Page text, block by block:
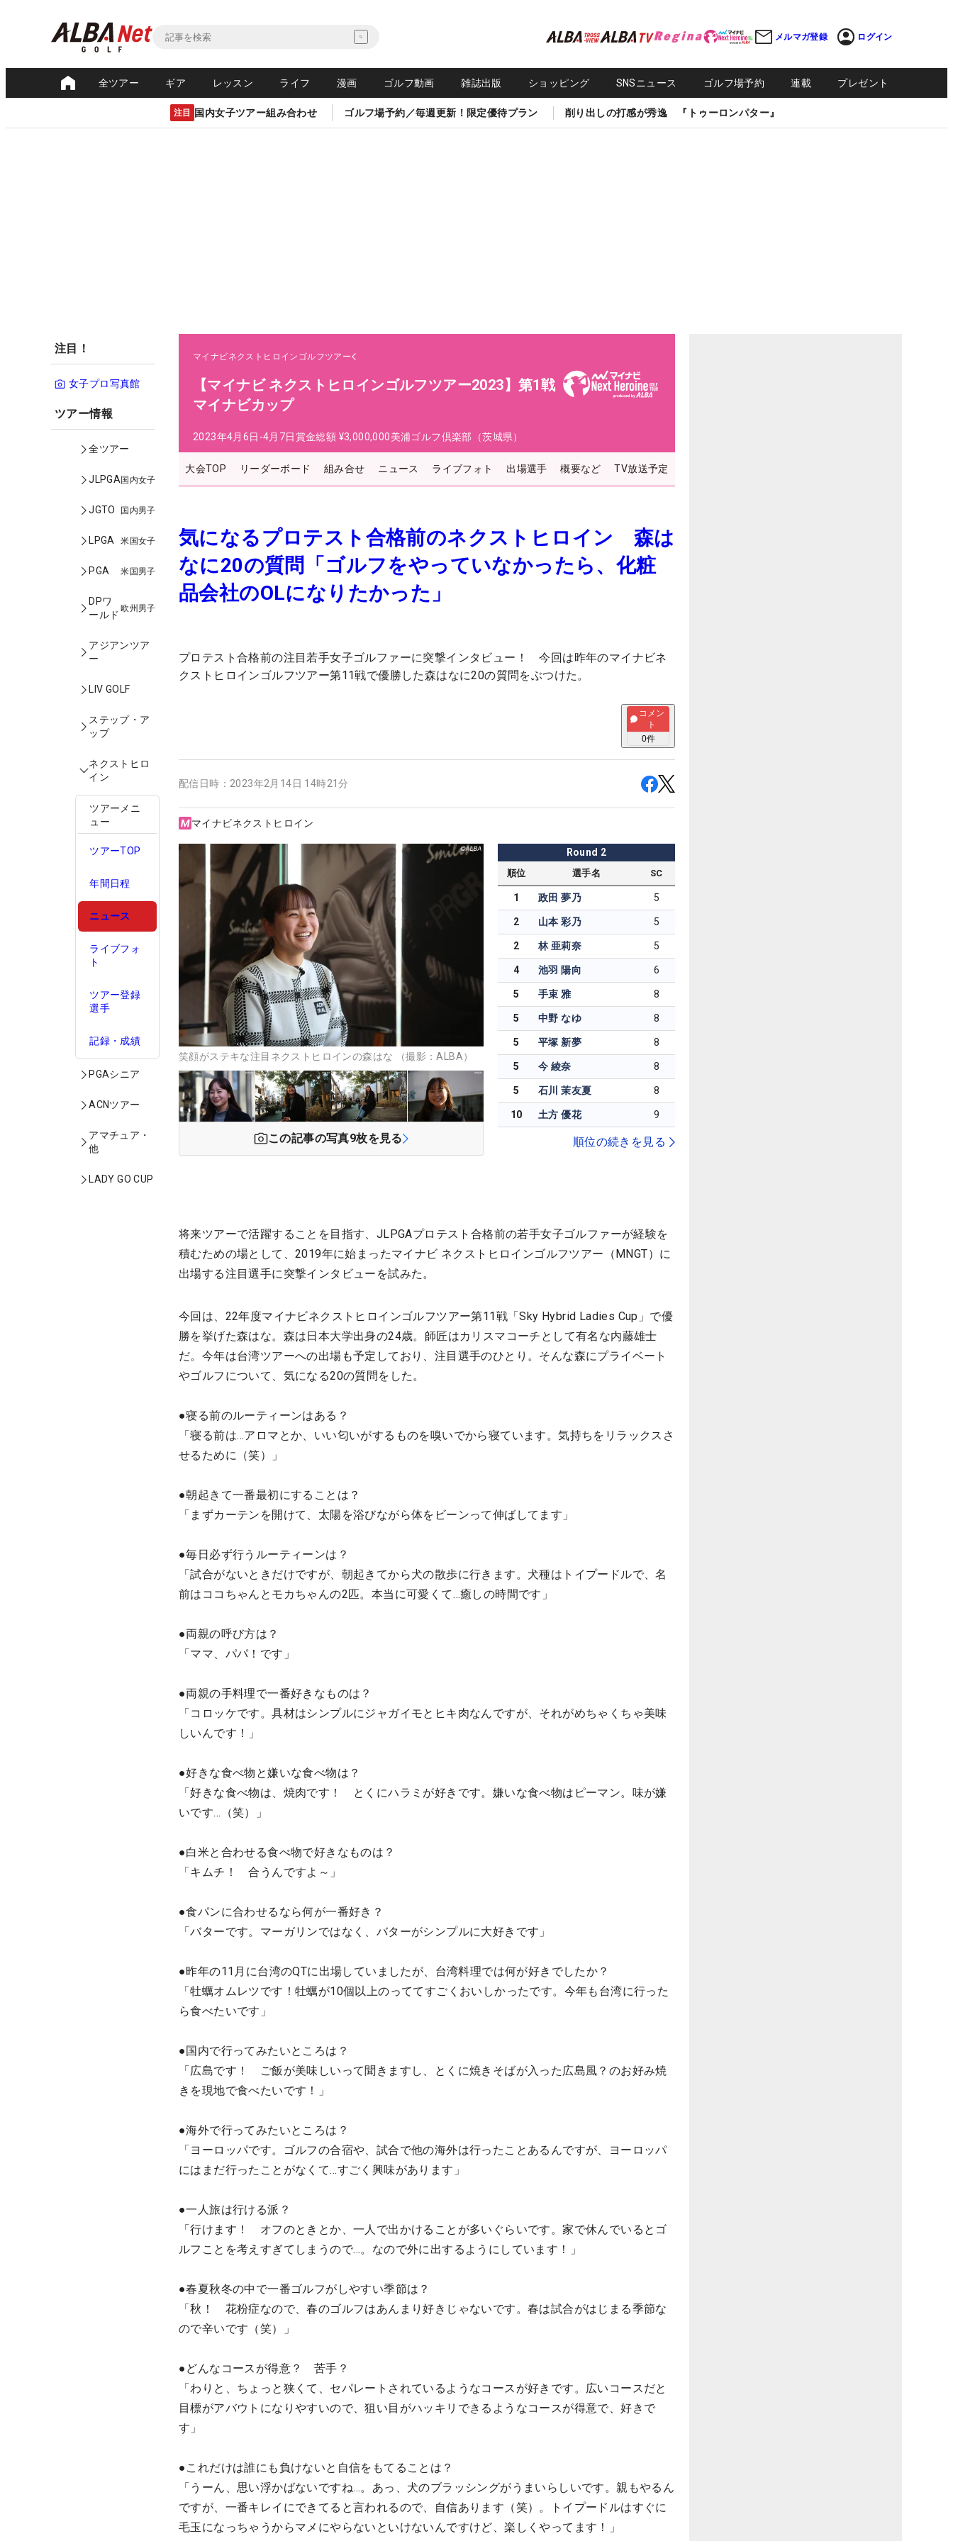
メルマガ登録 ログイン
全ツアー ギア レッスン ライフ 漫画 ゴルフ動画 雑誌出版 ショッピング SNSニュース ゴルフ場予約 連載 プレゼント
注目 国内女子ツアー組み合わせ ゴルフ場予約／毎週更新！限定優待プラン 削り出しの打感が秀逸 『トゥーロンパター』
注目！
女子プロ写真館
ツアー情報
全ツアー
JLPGA国内女子
JGTO 国内男子
LPGA 米国女子
PGA 米国男子
DPワ
ールド
欧州男子
アジアンツア
ー
LIV GOLF
ステップ・ア
ップ
ネクストヒロ
イン
ツアーメニ
ュー
ツアーTOP
年間日程
ニュース
ライブフォ
ト
ツアー登録
選手
記録・成績
PGAシニア
ACNツアー
アマチュア・
他
LADY GO CUP
マイナビネクストヒロインゴルフツアー
【マイナビ ネクストヒロインゴルフツアー2023】第1戦
マイナビカップ
2023年4月6日-4月7日 賞金総額 ¥3,000,000美浦ゴルフ倶楽部（茨城県）
大会TOP リーダーボード 組み合せ ニュース ライブフォト 出場選手 概要など TV放送予定
気になるプロテスト合格前のネクストヒロイン 森は
なに20の質問「ゴルフをやっていなかったら、化粧
品会社のOLになりたかった」
プロテスト合格前の注目若手女子ゴルファーに突撃インタビュー！ 今回は昨年のマイナビネ
クストヒロインゴルフツアー第11戦で優勝した森はなに20の質問をぶつけた。
コメン
ト
0件
配信日時： 2023年2月14日 14時21分
マイナビネクストヒロイン
笑顔がステキな注目ネクストヒロインの森はな （撮影：ALBA）
この記事の写真9枚を見る
Round 2
順位 選手名 SC
1 政田 夢乃 5
2 山本 彩乃 5
2 林 亜莉奈 5
4 池羽 陽向 6
5 手束 雅 8
5 中野 なゆ 8
5 平塚 新夢 8
5 今 綾奈 8
5 石川 茉友夏 8
10 土方 優花 9
順位の続きを見る
将来ツアーで活躍することを目指す、JLPGAプロテスト合格前の若手女子ゴルファーが経験を
積むための場として、2019年に始まったマイナビ ネクストヒロインゴルフツアー（MNGT）に
出場する注目選手に突撃インタビューを試みた。
今回は、22年度マイナビネクストヒロインゴルフツアー第11戦「Sky Hybrid Ladies Cup」で優
勝を挙げた森はな。森は日本大学出身の24歳。師匠はカリスマコーチとして有名な内藤雄士
だ。今年は台湾ツアーへの出場も予定しており、注目選手のひとり。そんな森にプライベート
やゴルフについて、気になる20の質問をした。
●寝る前のルーティーンはある？
「寝る前は…アロマとか、いい匂いがするものを嗅いでから寝ています。気持ちをリラックスさ
せるために（笑）」
●朝起きて一番最初にすることは？
「まずカーテンを開けて、太陽を浴びながら体をビーンって伸ばしてます」
●毎日必ず行うルーティーンは？
「試合がないときだけですが、朝起きてから犬の散歩に行きます。犬種はトイプードルで、名
前はココちゃんとモカちゃんの2匹。本当に可愛くて…癒しの時間です」
●両親の呼び方は？
「ママ、パパ！です」
●両親の手料理で一番好きなものは？
「コロッケです。具材はシンプルにジャガイモとヒキ肉なんですが、それがめちゃくちゃ美味
しいんです！」
●好きな食べ物と嫌いな食べ物は？
「好きな食べ物は、焼肉です！ とくにハラミが好きです。嫌いな食べ物はピーマン。味が嫌
いです…（笑）」
●白米と合わせる食べ物で好きなものは？
「キムチ！ 合うんですよ～」
●食パンに合わせるなら何が一番好き？
「バターです。マーガリンではなく、バターがシンプルに大好きです」
●昨年の11月に台湾のQTに出場していましたが、台湾料理では何が好きでしたか？
「牡蠣オムレツです！牡蠣が10個以上のっててすごくおいしかったです。今年も台湾に行った
ら食べたいです」
●国内で行ってみたいところは？
「広島です！ ご飯が美味しいって聞きますし、とくに焼きそばが入った広島風？のお好み焼
きを現地で食べたいです！」
●海外で行ってみたいところは？
「ヨーロッパです。ゴルフの合宿や、試合で他の海外は行ったことあるんですが、ヨーロッパ
にはまだ行ったことがなくて…すごく興味があります」
●一人旅は行ける派？
「行けます！ オフのときとか、一人で出かけることが多いぐらいです。家で休んでいるとゴ
ルフことを考えすぎてしまうので…。なので外に出するようにしています！」
●春夏秋冬の中で一番ゴルフがしやすい季節は？
「秋！ 花粉症なので、春のゴルフはあんまり好きじゃないです。春は試合がはじまる季節な
ので辛いです（笑）」
●どんなコースが得意？ 苦手？
「わりと、ちょっと狭くて、セパレートされているようなコースが好きです。広いコースだと
目標がアバウトになりやすいので、狙い目がハッキリできるようなコースが得意で、好きで
す」
●これだけは誰にも負けないと自信をもてることは？
「うーん、思い浮かばないですね…。あっ、犬のブラッシングがうまいらしいです。親もやるん
ですが、一番キレイにできてると言われるので、自信あります（笑）。トイプードルはすぐに
毛玉になっちゃうからマメにやらないといけないんですけど、楽しくやってます！」